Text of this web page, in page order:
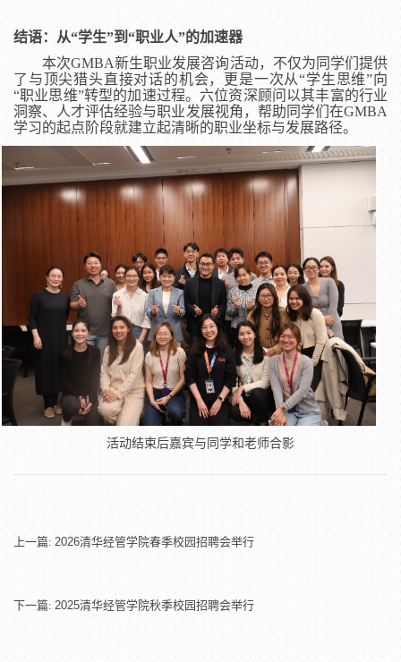
结语：从“学生”到“职业人”的加速器
本次GMBA新生职业发展咨询活动，不仅为同学们提供
了与顶尖猎头直接对话的机会，更是一次从“学生思维”向
“职业思维”转型的加速过程。六位资深顾问以其丰富的行业
洞察、人才评估经验与职业发展视角，帮助同学们在GMBA
学习的起点阶段就建立起清晰的职业坐标与发展路径。
活动结束后嘉宾与同学和老师合影
上一篇: 2026清华经管学院春季校园招聘会举行
下一篇: 2025清华经管学院秋季校园招聘会举行